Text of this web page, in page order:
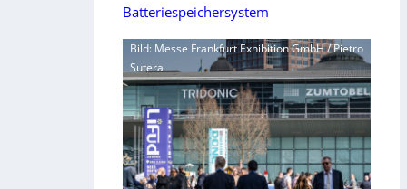
Batteriespeichersystem
Bild: Messe Frankfurt Exhibition GmbH / Pietro
Sutera